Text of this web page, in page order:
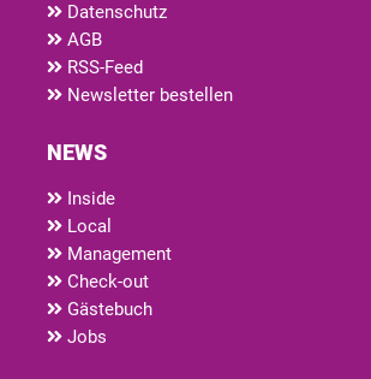
Datenschutz
AGB
RSS-Feed
Newsletter bestellen
NEWS
Inside
Local
Management
Check-out
Gästebuch
Jobs